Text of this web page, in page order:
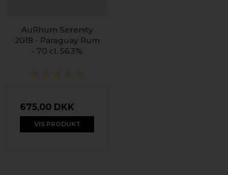
AuRhum Serenity
2018 - Paraguay Rum
- 70 cl. 56.3%
675,00 DKK
VIS PRODUKT